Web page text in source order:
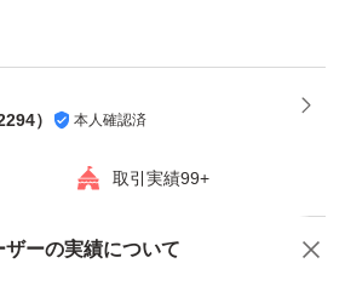
。
やすい為プラスチック箱を推奨しま
の都合上ダンボールでの発送がメイ
） 本人確認済
取引実績99+
ザーの実績について商品への質問